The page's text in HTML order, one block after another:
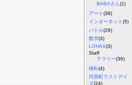
BABAさん (1)
アート(38)
インターネット(5)
バトル(29)
数学(3)
LOHAS(3)
Staff
テラリー(36)
移転(4)
河原町ラストデイ
ズ(24)